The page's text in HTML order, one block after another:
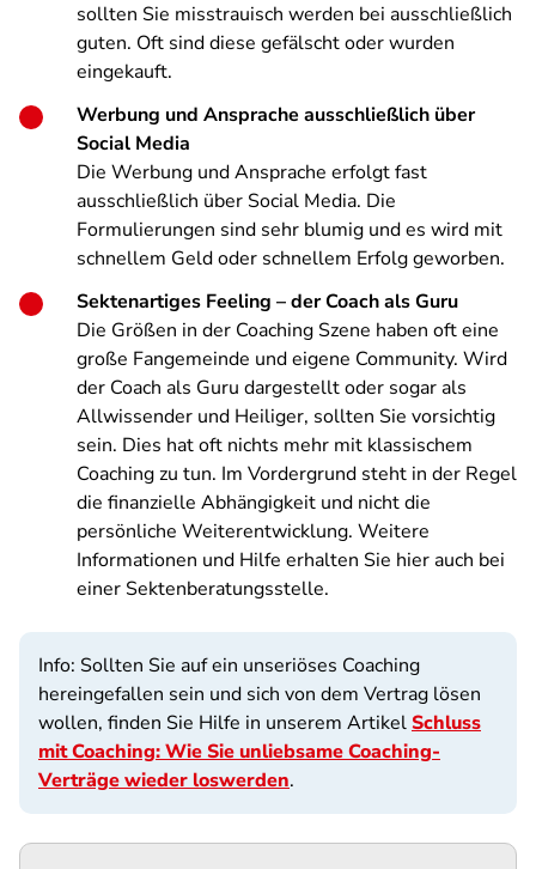
sollten Sie misstrauisch werden bei ausschließlich
guten. Oft sind diese gefälscht oder wurden
eingekauft.
Werbung und Ansprache ausschließlich über
Social Media
Die Werbung und Ansprache erfolgt fast
ausschließlich über Social Media. Die
Formulierungen sind sehr blumig und es wird mit
schnellem Geld oder schnellem Erfolg geworben.
Sektenartiges Feeling – der Coach als Guru
Die Größen in der Coaching Szene haben oft eine
große Fangemeinde und eigene Community. Wird
der Coach als Guru dargestellt oder sogar als
Allwissender und Heiliger, sollten Sie vorsichtig
sein. Dies hat oft nichts mehr mit klassischem
Coaching zu tun. Im Vordergrund steht in der Regel
die finanzielle Abhängigkeit und nicht die
persönliche Weiterentwicklung. Weitere
Informationen und Hilfe erhalten Sie hier auch bei
einer Sektenberatungsstelle.
Info: Sollten Sie auf ein unseriöses Coaching
hereingefallen sein und sich von dem Vertrag lösen
wollen, finden Sie Hilfe in unserem ArtikelSchluss
mit Coaching: Wie Sie unliebsame Coaching-
Verträge wieder loswerden.